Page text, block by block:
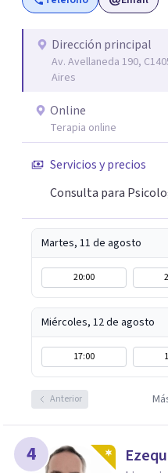
Dirección principal
Av. Avellaneda 190,
Aires
Online
Terapia online
Servicios y precios
Consulta para
Martes, 11 de agosto
20:00
Miércoles, 12 de agosto
17:00
Anterior
4